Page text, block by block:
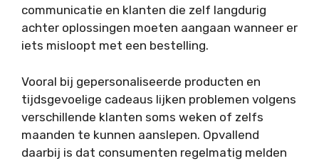
communicatie en klanten die zelf langdurig
achter oplossingen moeten aangaan wanneer er
iets misloopt met een bestelling.
Vooral bij gepersonaliseerde producten en
tijdsgevoelige cadeaus lijken problemen volgens
verschillende klanten soms weken of zelfs
maanden te kunnen aanslepen. Opvallend
daarbij is dat consumenten regelmatig melden